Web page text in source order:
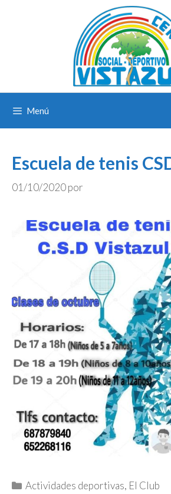
Menú
Escuela de tenis
01/10/2020por
Categorías
Actividades deportivas, El Club